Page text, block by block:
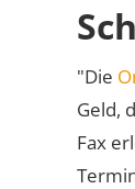
"Die
Geld,
Fax